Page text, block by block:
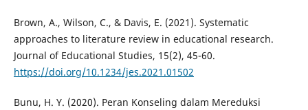
Brown, A., Wilson, C., & Davis, E. (2021). Systematic
approaches to literature review in educational research.
Journal of Educational Studies, 15(2), 45-60.
https://doi.org/10.1234/jes.2021.01502
Bunu, H. Y. (2020). Peran Konseling dalam Mereduksi